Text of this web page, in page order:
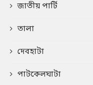
জাতীয় পার্টি
তালা
দেবহাটা
পাটকেলঘাটা